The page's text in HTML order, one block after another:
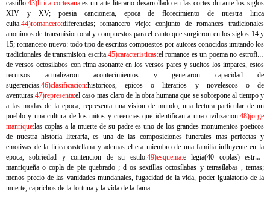
castillo.43)lirica cortesana:es un arte literario desarrollado en las cortes durante los siglos
XIV y XV; poesia cancionera, epoca de florecimiento de nuestra lirica
culta.44)romancero:diferencias; romancero viejo: conjunto de romances tradicionales
anonimos de transmision oral y compuestos para el canto que surgieron en los siglos 14 y
15; romancero nuevo: todo tipo de escritos compuestos por autores conocidos imitando los
tradicionales de transmision escrita.45)caracteristicas:el romance es un poema no estrofico
de versos octosilabos con rima asonante en los versos pares y sueltos los impares, estos
recursos actualizaron acontecimientos y generaron capacidad de
sugerencias.46)clasificacion:historicos, epicos o literarios y novelescos o de
aventuras.47)representa:el caso mas claro de la obra humana que se sobrepone al tiempo y
a las modas de la epoca, representa una vision de mundo, una lectura particular de un
pueblo y una cultura de los mitos y creencias que identifican a una civilizacion.48)jorge
manrique:las coplas a la muerte de su padre es uno de los grandes monumentos poeticos
de nuestra historia literaria, es una de las composiciones funerales mas perfectas y
emotivas de la lirica castellana y ademas el era miembro de una familia influyente en la
epoca, sobriedad y contencion de su estilo.49)esquema:e legia(40 coplas) estrofa
manriqueña o copla de pie quebrado ; d os sextillas octosílabas y tetrasílabas , temas;
menos precio de las vanidades mundanales, fugacidad de la vida, poder igualatorio de la
muerte, caprichos de la fortuna y la vida de la fama.